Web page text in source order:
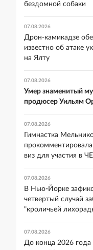
бездомной собаки
07.08.2026
Дрон-камикадзе
известно об атаке
на Ялту
07.08.2026
Умер знаменитый
продюсер Уильям
07.08.2026
Гимнастка
виз для участия в ЧЕ
07.08.2026
В Нью-Йорке
четвертый случай
"кроличьей
07.08.2026
До конца 2026